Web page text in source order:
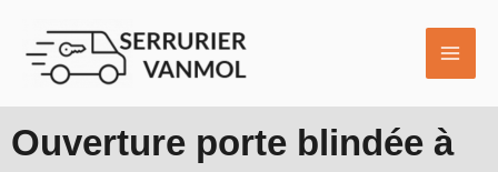
contenu
Ouverture porte blindée à